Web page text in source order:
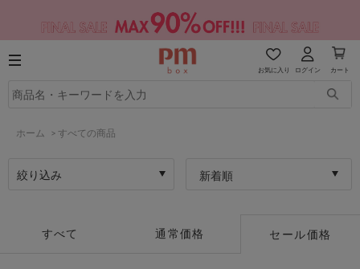
お気に入り ログイン カート
ホーム > すべての商品
絞り込み 新着順
すべて 通常価格 セール価格